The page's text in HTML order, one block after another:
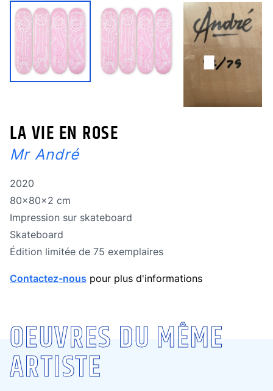
LA VIE EN ROSE
Mr André
Année de réalisation
2020
Dimensions
80x80x2 cm
Technique
Impression sur skateboard
Technique
Skateboard
édition limitée
Édition limitée de 75 exemplaires
Contactez-nous pour plus d'informations
OEUVRES DU MÊME
ARTISTE